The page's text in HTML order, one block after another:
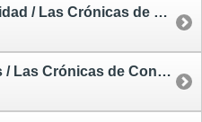
La Guerra de la Eternidad / Las Crónicas de Conan 16 - cómic
La Isla de los Muertos / Las Crónicas de Conan 18 - cómic